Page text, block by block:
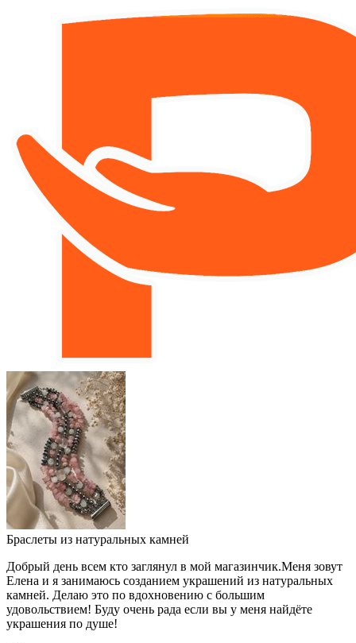
Браслеты из натуральных камней
Добрый день всем кто заглянул в мой магазинчик.Меня зовут
Елена и я занимаюсь созданием украшений из натуральных
камней. Делаю это по вдохновению с большим
удовольствием! Буду очень рада если вы у меня найдёте
украшения по душе!